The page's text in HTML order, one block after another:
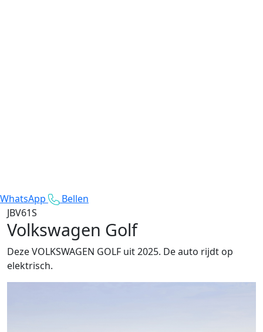
WhatsApp
Bellen
JBV61S
Volkswagen Golf
Deze VOLKSWAGEN GOLF uit 2025. De auto rijdt op
elektrisch.